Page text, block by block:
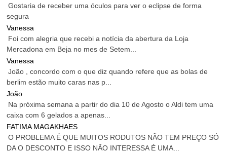
Gostaria de receber uma óculos para ver o eclipse de forma
segura
Vanessa
Foi com alegria que recebi a notícia da abertura da Loja
Mercadona em Beja no mes de Setem...
Vanessa
João , concordo com o que diz quando refere que as bolas de
berlim estão muito caras nas p...
João
Na próxima semana a partir do dia 10 de Agosto o Aldi tem uma
caixa com 6 gelados a apenas...
FATIMA MAGAKHAES
O PROBLEMA É QUE MUITOS RODUTOS NÃO TEM PREÇO SÓ
DA O DESCONTO E ISSO NÃO INTERESSA É UMA...